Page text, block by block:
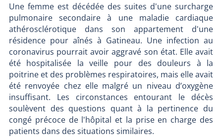
Une femme est décédée des suites d'une surcharge
pulmonaire secondaire à une maladie cardiaque
athérosclérotique dans son appartement d'une
résidence pour aînés à Gatineau. Une infection au
coronavirus pourrait avoir aggravé son état. Elle avait
été hospitalisée la veille pour des douleurs à la
poitrine et des problèmes respiratoires, mais elle avait
été renvoyée chez elle malgré un niveau d’oxygène
insuffisant. Les circonstances entourant le décès
soulèvent des questions quant à la pertinence du
congé précoce de l'hôpital et la prise en charge des
patients dans des situations similaires.